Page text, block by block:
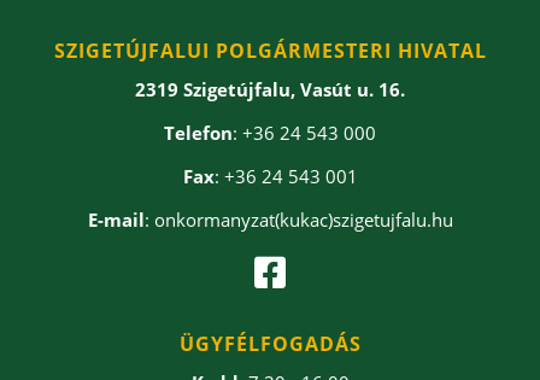
SZIGETÚJFALUI POLGÁRMESTERI HIVATAL
2319 Szigetújfalu, Vasút u. 16.
Telefon: +36 24 543 000
Fax: +36 24 543 001
E-mail: onkormanyzat(kukac)szigetujfalu.hu

ÜGYFÉLFOGADÁS